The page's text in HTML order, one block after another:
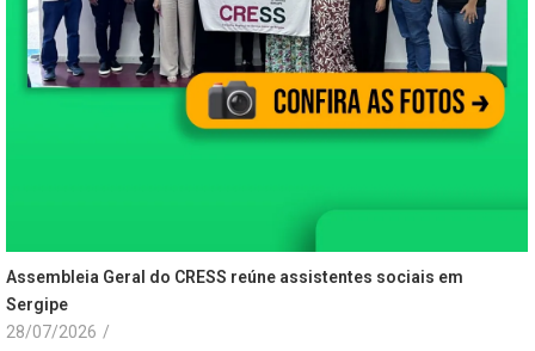
Assembleia Geral do CRESS reúne assistentes sociais em
Sergipe
28/07/2026 /